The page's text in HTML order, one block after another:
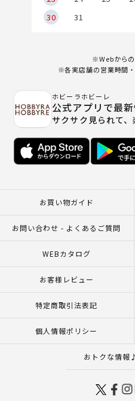
30
31
※Webから
※各実店舗の営業時間
ホビーラホビーレ
公式アプリで最
サクサク見られて
お買い物ガイド
お問い合わせ - よくあるご質問
WEBカタログ
お客様レビュー
特定商取引法表記
個人情報ポリシー
おトクな情報